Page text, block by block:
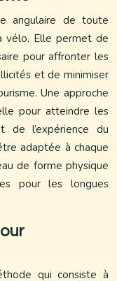
angulaire de toute
vélo. Elle permet de
pour affronter les
et de minimiser
Une approche
pour atteindre les
de l’expérience du
adaptée à chaque
de forme physique
pour les longues
qui consiste à